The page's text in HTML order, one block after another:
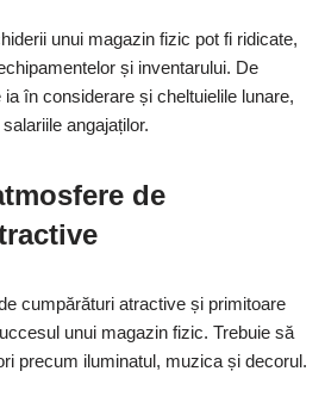
unui magazin fizic pot fi ridicate,
și inventarului. De
în considerare și cheltuielile lunare,
angajaților.
de
cumpărături atractive și primitoare
unui magazin fizic. Trebuie să
precum iluminatul, muzica și decorul.